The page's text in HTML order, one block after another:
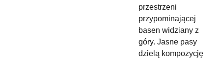
przestrzeni
przypominającej
basen widziany z
góry. Jasne pasy
dzielą kompozycję